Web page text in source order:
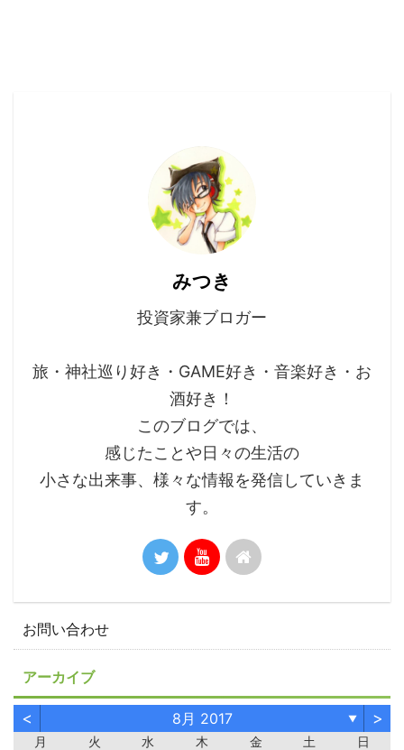
みつき
投資家兼ブロガー
旅・神社巡り好き・GAME好き・音楽好き・お
酒好き！
このブログでは、
感じたことや日々の生活の
小さな出来事、様々な情報を発信していきま
す。
お問い合わせ
アーカイブ
< 8月 2017 ▼ >
月 火 水 木 金 土 日